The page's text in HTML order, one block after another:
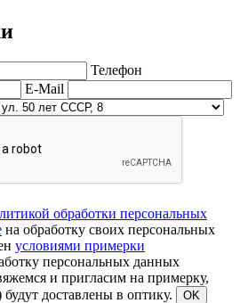
Телефон
E-Mail
обработки персональных
на обработку своих персональных
условиями примерки
персональных данных
и пригласим на примерку,
доставлены в оптику.
OK